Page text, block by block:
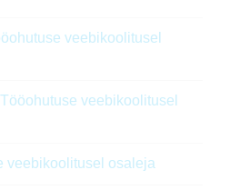
veebikoolitusel
veebikoolitusel
veebikoolitusel osaleja